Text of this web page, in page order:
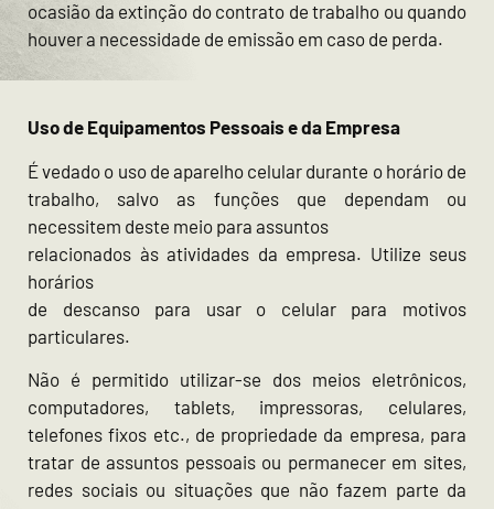
ocasião da extinção do contrato de trabalho ou quando
houver a necessidade de emissão em caso de perda.
Uso de Equipamentos Pessoais e da Empresa
É vedado o uso de aparelho celular durante o horário de
trabalho, salvo as funções que dependam ou
necessitem deste meio para assuntos
relacionados às atividades da empresa. Utilize seus
horários
de descanso para usar o celular para motivos
particulares.
Não é permitido utilizar-se dos meios eletrônicos,
computadores, tablets, impressoras, celulares,
telefones fixos etc., de propriedade da empresa, para
tratar de assuntos pessoais ou permanecer em sites,
redes sociais ou situações que não fazem parte da